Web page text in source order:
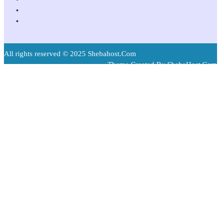
All rights reserved © 2025 Shebahost.Com
Theme Created By ShebaHost.Com